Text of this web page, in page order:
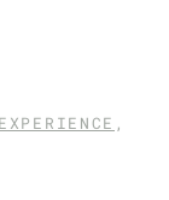
EXPERIENCE ,